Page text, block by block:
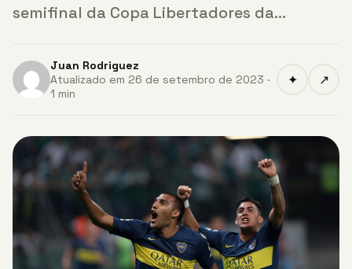
semifinal da Copa Libertadores da…
Juan Rodriguez
Atualizado em 26 de setembro de 2023 ·
1 min
✦ ↗